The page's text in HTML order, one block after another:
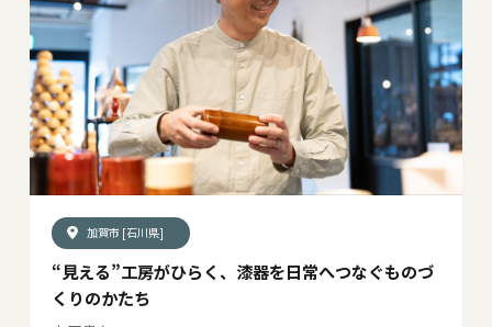
加賀市 [石川県]
“見える”工房がひらく、漆器を日常へつなぐものづ
くりのかたち